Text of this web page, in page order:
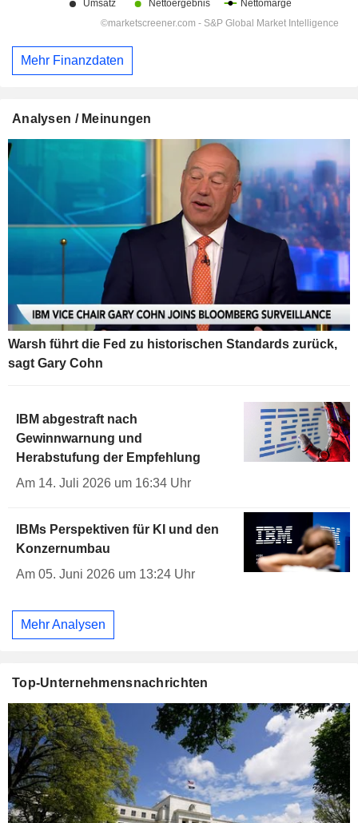
Mehr Finanzdaten
Analysen / Meinungen
Warsh führt die Fed zu historischen Standards zurück,
sagt Gary Cohn
IBM abgestraft nach
Gewinnwarnung und
Herabstufung der Empfehlung
Am 14. Juli 2026 um 16:34 Uhr
IBMs Perspektiven für KI und den
Konzernumbau
Am 05. Juni 2026 um 13:24 Uhr
Mehr Analysen
Top-Unternehmensnachrichten